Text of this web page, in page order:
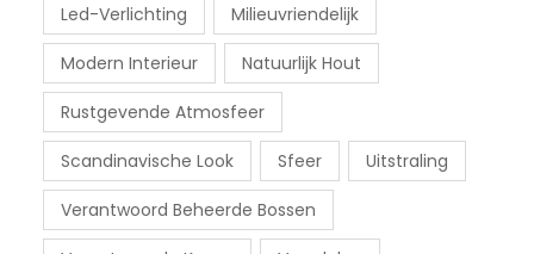
Led-Verlichting Milieuvriendelijk
Modern Interieur Natuurlijk Hout
Rustgevende Atmosfeer
Scandinavische Look Sfeer Uitstraling
Verantwoord Beheerde Bossen